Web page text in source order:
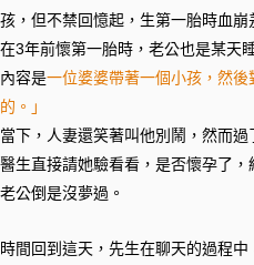
孩，但不禁回憶起，生第一胎時血崩
在3年前懷第一胎時，老公也是某天
內容是一位婆婆帶著一個小孩，然
的。」
當下，人妻還笑著叫他別鬧，然而
醫生直接請她驗看看，是否懷孕了
老公倒是沒夢過。
時間回到這天，先生在聊天的過程中